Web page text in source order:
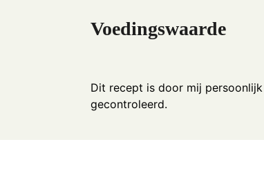
Voedingswaarde
Dit recept is door mij persoonlijk
gecontroleerd.